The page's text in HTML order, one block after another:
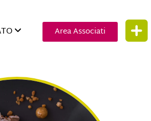
Area Associati